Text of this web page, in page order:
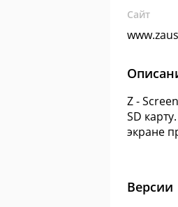
Сайт
Z -
SD
экране
Версии